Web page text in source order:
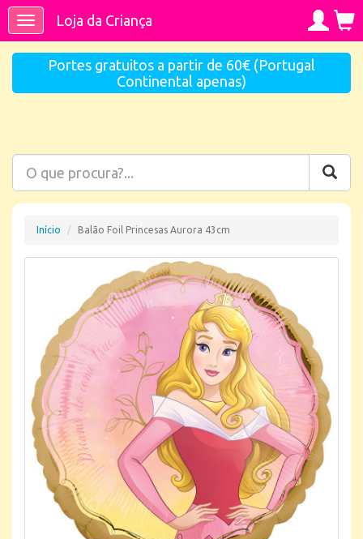
ToggleLoja da Criança
Portes gratuitos a partir de 60€ (Portugal
Continental apenas)
Início Balão Foil Princesas Aurora 43cm